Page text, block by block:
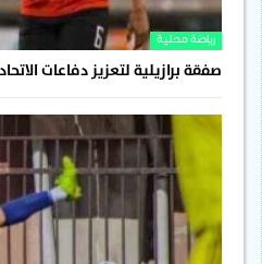
رياضة محلية
صفقة برازيلية لتعزيز دفاعات